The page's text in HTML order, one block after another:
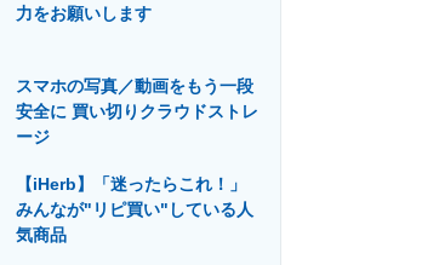
建設×テクノロジーの最前線
力をお願いします
スマホの写真／動画をもう一段
安全に 買い切りクラウドストレ
ージ
【iHerb】「迷ったらこれ！」
みんなが"リピ買い"している人
気商品